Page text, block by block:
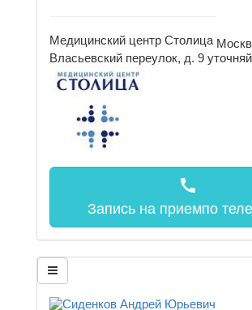
Медицинский центр Столица
Власьевский переулок, д. 9
call
Запись на приемпо